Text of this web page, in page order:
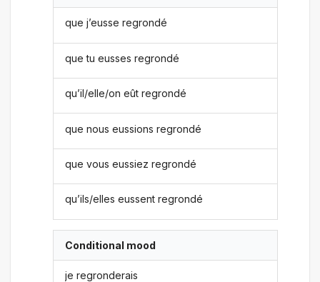
que j’eusse regrondé
que tu eusses regrondé
qu’il/elle/on eût regrondé
que nous eussions regrondé
que vous eussiez regrondé
qu’ils/elles eussent regrondé
Conditional mood
je regronderais